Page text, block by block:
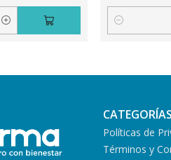
Cantidad
CATEGORÍAS
Políticas de
Términos y